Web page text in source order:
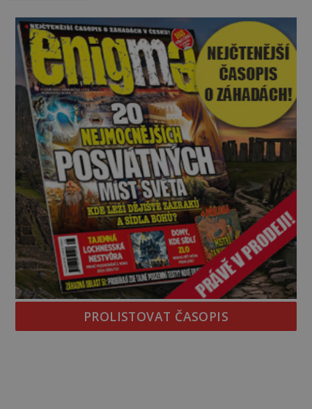
kolosů dokonce odhadem až 1650 tun. Jak lidé bez
moderních strojů dokázali takové giganty vytesat,
dopravit a přesně u
PROLISTOVAT ČASOPIS